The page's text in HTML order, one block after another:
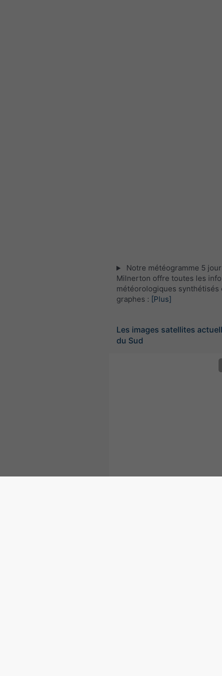
Notre météogramme 5
Milnerton offre toutes les
météorologiques synthétisés
graphes : [Plus]
Les images satellites
du Sud